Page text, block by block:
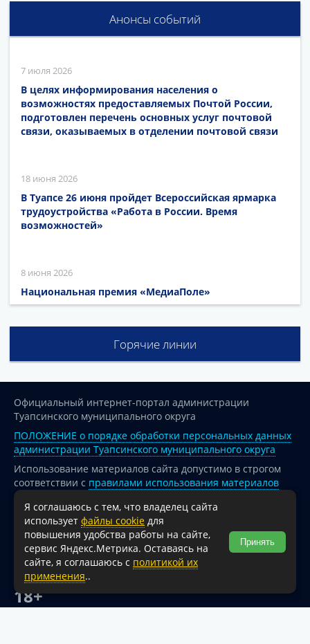
Анонсы событий
7 июля 2026
В целях информирования населения о
возможностях предоставляемых Почтой России,
подготовлен перечень основных услуг почтовой
связи, оказываемых в отделении почтовой связи
18 июня 2026
В Туапсе 26 июня пройдет Всероссийская ярмарка
трудоустройства «Работа в России. Время
возможностей»
8 июня 2026
Национальная премия «МедиаПоле»
Горячие линии
Официальный интернет-портал администрации
Туапсинского муниципального округа
ПОЛОЖЕНИЕ о порядке обработки персональных данных
администрации Туапсинского муниципального округа
Использование материалов сайта допустимо в строгом
соответствии с правилами использования материалов
опубликованных на сайте
При перепечатке и использовании информации ссылка
на источник обязательна.
Для сайтов и страниц сети Интернет обязательна
активная гиперссылка на официальный интернет-портал
администрации Туапсинского муниципального округа.
18+
Я соглашаюсь с тем, что владелец сайта
использует файлы cookie для
повышения удобства работы на сайте,
сервис Яндекс.Метрика. Оставаясь на
сайте, я соглашаюсь с политикой их
применения..
Принять